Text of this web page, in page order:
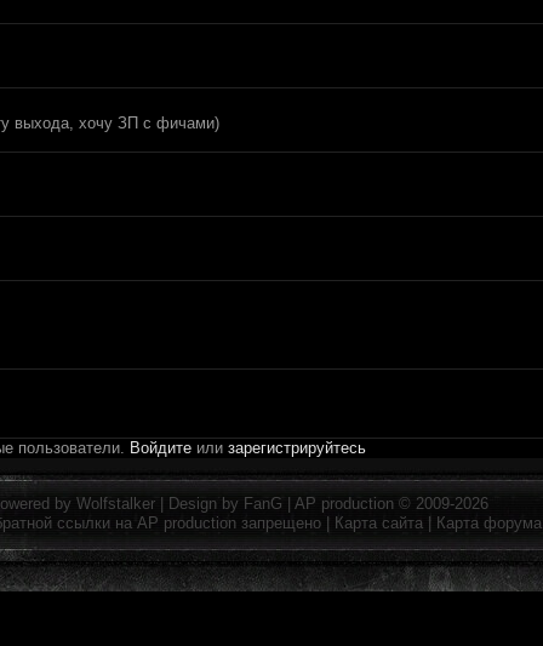
выхода, хочу ЗП с фичами)
пользователи. Войдите или зарегистрируйтесь
by Wolfstalker | Design by FanG AP production © 2009-2026
ссылки на AP production запрещено | Карта сайта Карта форума